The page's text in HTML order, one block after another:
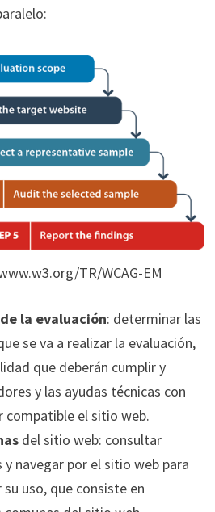
TR/WCAG-EM
la evaluación: determinar las
se va a realizar la evaluación,
que deberán cumplir y
y las ayudas técnicas con
compatible el sitio web.
del sitio web: consultar
navegar por el sitio web para
uso, que consiste en